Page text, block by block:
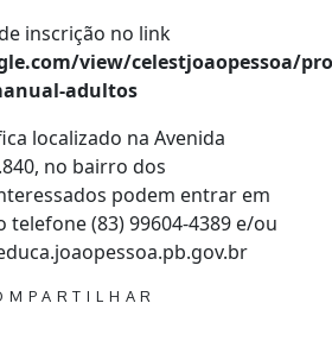
inscrição no link
view/celestjoaopessoa/
adultos
localizado na Avenida
no bairro dos
podem entrar em
(83) 99604-4389 e/ou